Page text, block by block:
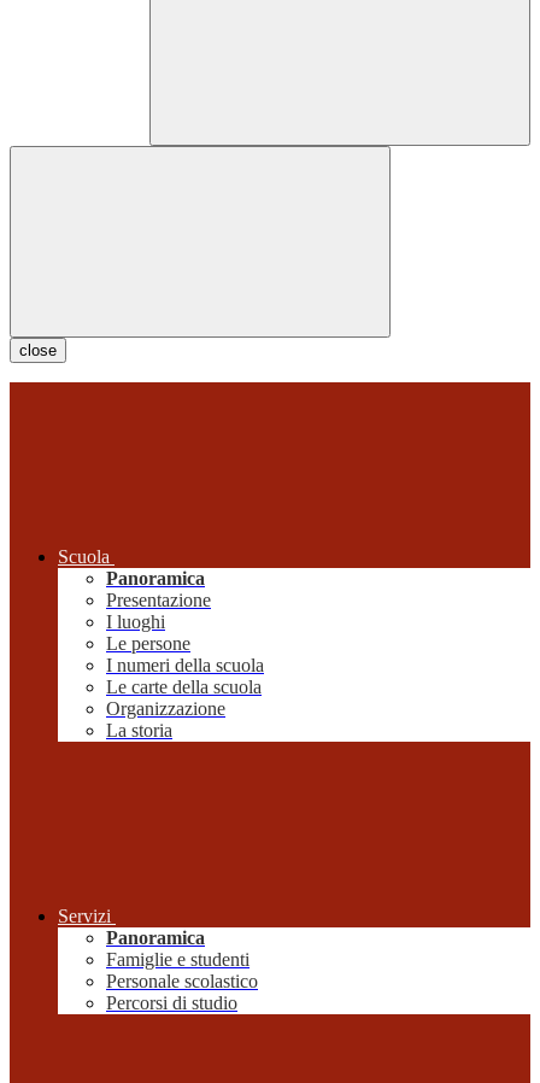
close
Scuola
Panoramica
Presentazione
I luoghi
Le persone
I numeri della scuola
Le carte della scuola
Organizzazione
La storia
Servizi
Panoramica
Famiglie e studenti
Personale scolastico
Percorsi di studio